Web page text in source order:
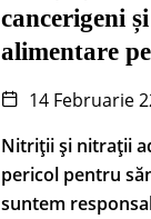
cancerigeni
alimentare
14 Februarie
Nitriții și nitrații
pericol pentru
suntem